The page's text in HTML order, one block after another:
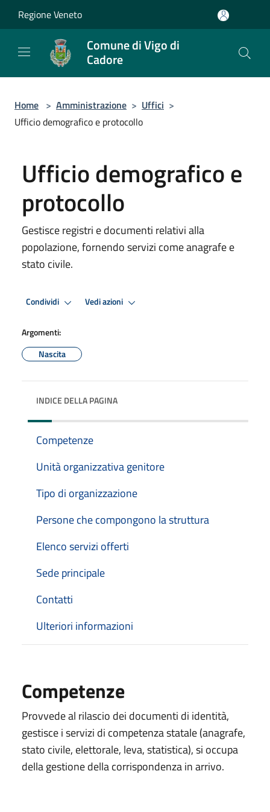
Regione Veneto
Comune di Vigo di
Cadore
Home > Amministrazione > Uffici >
Ufficio demografico e protocollo
Ufficio demografico e
protocollo
Gestisce registri e documenti relativi alla
popolazione, fornendo servizi come anagrafe e
stato civile.
Condividi Vedi azioni
Argomenti:
Nascita
INDICE DELLA PAGINA
Competenze
Unità organizzativa genitore
Tipo di organizzazione
Persone che compongono la struttura
Elenco servizi offerti
Sede principale
Contatti
Ulteriori informazioni
Competenze
Provvede al rilascio dei documenti di identità,
gestisce i servizi di competenza statale (anagrafe,
stato civile, elettorale, leva, statistica), si occupa
della gestione della corrispondenza in arrivo.